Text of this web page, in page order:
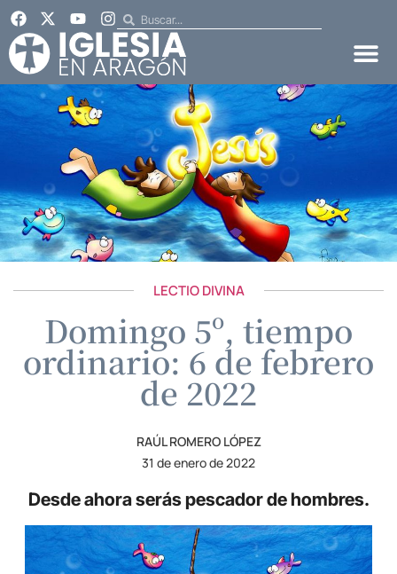
LECTIO DIVINA
Domingo 5º, tiempo
ordinario: 6 de febrero
de 2022
RAÚL ROMERO LÓPEZ
31 de enero de 2022
Desde ahora serás pescador de hombres.